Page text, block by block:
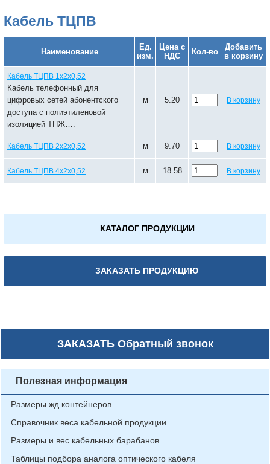
Кабель ТЦПВ
Наименование
Ед.
изм.
Цена с
НДС
Кол-во
Добавить
в корзину
Кабель ТЦПВ 1х2х0,52
Кабель телефонный для
цифровых сетей абонентского
доступа с полиэтиленовой
изоляцией ТПЖ….
м 5.20 В корзину
Кабель ТЦПВ 2х2х0,52 м 9.70 В корзину
Кабель ТЦПВ 4х2х0,52 м 18.58 В корзину
КАТАЛОГ ПРОДУКЦИИ
ЗАКАЗАТЬ ПРОДУКЦИЮ
ЗАКАЗАТЬОбратный звонок
Полезная информация
Размеры жд контейнеров
Справочник веса кабельной продукции
Размеры и вес кабельных барабанов
Таблицы подбора аналога оптического кабеля